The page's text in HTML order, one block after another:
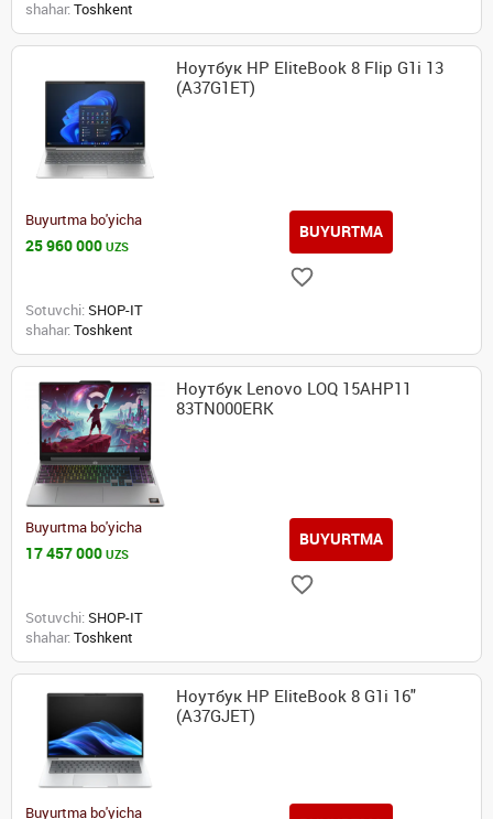
shahar: Toshkent
Ноутбук HP EliteBook 8 Flip G1i 13
(A37G1ET)
Buyurtma bo'yicha
25 960 000 UZS
BUYURTMA
Sotuvchi: SHOP-IT
shahar: Toshkent
Ноутбук Lenovo LOQ 15AHP11
83TN000ERK
Buyurtma bo'yicha
17 457 000 UZS
BUYURTMA
Sotuvchi: SHOP-IT
shahar: Toshkent
Ноутбук HP EliteBook 8 G1i 16"
(A37GJET)
Buyurtma bo'yicha